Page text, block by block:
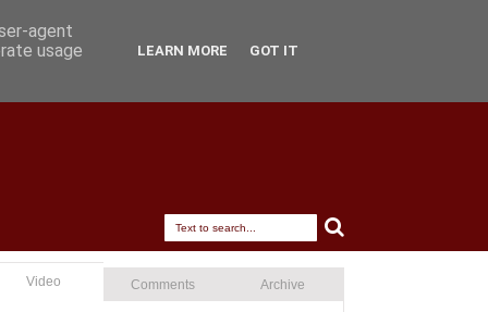
Video Comments Archive
agent
usage
LEARN MORE GOT IT